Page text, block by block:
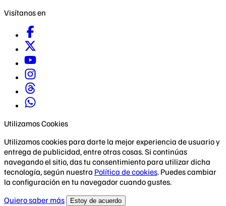
Visítanos en
Utilizamos Cookies
Utilizamos cookies para darte la mejor experiencia de usuario y
entrega de publicidad, entre otras cosas. Si continúas
navegando el sitio, das tu consentimiento para utilizar dicha
tecnología, según nuestra Política de cookies. Puedes cambiar
la configuración en tu navegador cuando gustes.
Quiero saber más
Estoy de acuerdo